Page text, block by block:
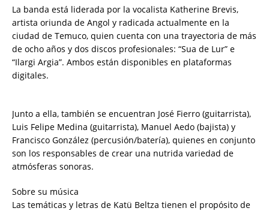
La banda está liderada por la vocalista Katherine Brevis,
artista oriunda de Angol y radicada actualmente en la
ciudad de Temuco, quien cuenta con una trayectoria de más
de ocho años y dos discos profesionales: “Sua de Lur” e
“Ilargi Argia”. Ambos están disponibles en plataformas
digitales.
Junto a ella, también se encuentran José Fierro (guitarrista),
Luis Felipe Medina (guitarrista), Manuel Aedo (bajista) y
Francisco González (percusión/batería), quienes en conjunto
son los responsables de crear una nutrida variedad de
atmósferas sonoras.
Sobre su música
Las temáticas y letras de Katü Beltza tienen el propósito de